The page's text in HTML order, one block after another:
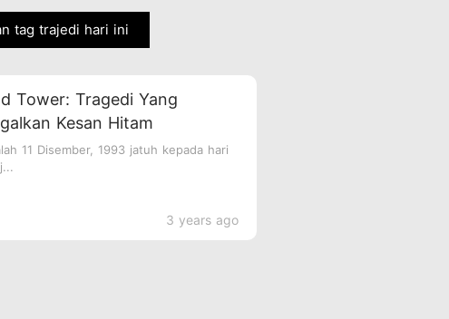
tag trajedi hari ini
3 years ago
Tower: Tragedi Yang
Kesan Hitam
11 Disember, 1993 jatuh kepada hari